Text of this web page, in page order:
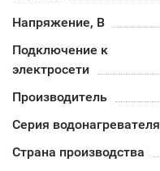
Напряжение, В
Подключение к
электросети
Производитель
Серия водонагревателя
Страна производства